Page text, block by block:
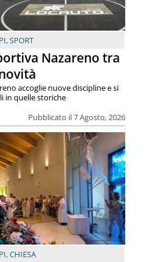
,SPORT
Nazareno tra
Pubblicato il 7 Agosto, 2026
accoglie nuove discipline e si
in quelle storiche
,CHIESA